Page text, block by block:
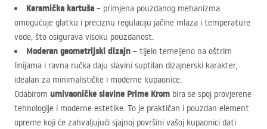
Keramička kartuša – primjena pouzdanog mehanizma
omogućuje glatku i preciznu regulaciju jačine mlaza i temperature
vode, što osigurava visoku pouzdanost.
Moderan geometrijski dizajn – tijelo temeljeno na oštrim
linijama i ravna ručka daju slavini suptilan dizajnerski karakter,
idealan za minimalističke i moderne kupaonice.
Odabirom umivaoničke slavine Prime Krom bira se spoj provjerene
tehnologije i moderne estetike. To je praktičan i pouzdan element
opreme koji će zahvaljujući sjajnoj površini vašoj kupaonici dati